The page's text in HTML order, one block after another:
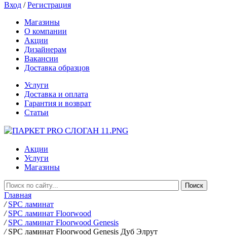
Вход /Регистрация
Магазины
О компании
Акции
Дизайнерам
Вакансии
Доставка образцов
Услуги
Доставка и оплата
Гарантия и возврат
Статьи
Акции
Услуги
Магазины
Главная
/ SPC ламинат
/ SPC ламинат Floorwood
/ SPC ламинат Floorwood Genesis
/ SPC ламинат Floorwood Genesis Дуб Элрут